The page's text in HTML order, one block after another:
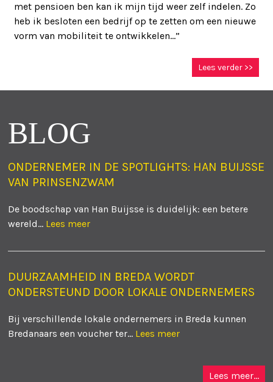
met pensioen ben kan ik mijn tijd weer zelf indelen. Zo
heb ik besloten een bedrijf op te zetten om een nieuwe
vorm van mobiliteit te ontwikkelen…”
Lees verder >>
BLOG
ONDERNEMER IN DE SPOTLIGHTS: HAN BUIJSSE
VAN PRINSENZWAM
De boodschap van Han Buijsse is duidelijk: een betere
wereld... Lees meer
DUURZAAMHEID IN BREDA WORDT
ONDERSTEUND DOOR LOKALE ONDERNEMERS
Bij verschillende lokale ondernemers in Breda kunnen
Bredanaars een voucher ter... Lees meer
Lees meer...